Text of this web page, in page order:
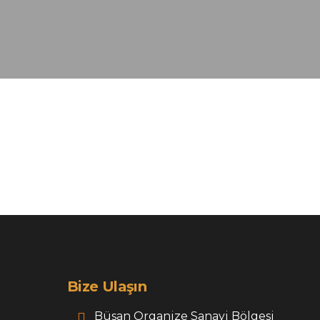
Bize Ulaşın
Büsan Organize Sanayi Bölgesi